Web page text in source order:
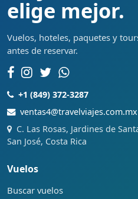
elige mejor.
Vuelos, hoteles, paquetes y
antes de reservar.
+1 (849) 372-3287
ventas4@travelviajes.com.mx
C. Las Rosas, Jardines de
San José, Costa Rica
Vuelos
Buscar vuelos